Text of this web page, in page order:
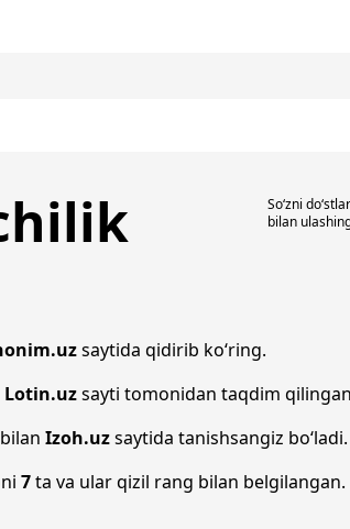
So‘zni do‘stlar
bilan
saytida qidirib ko‘ring.
Lotin.uzsayti tomonidan taqdim
Izoh.uzsaytida tanishsangiz bo‘ladi.
7ta va ular qizil rang bilan belgilangan.